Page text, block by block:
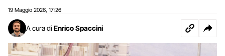
19 Maggio 2026 17:26
A cura di Enrico Spaccini